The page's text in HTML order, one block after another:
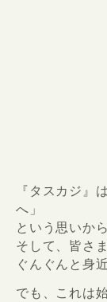
『タスカジ』
へ」
という思いか
そして、皆さ
ぐんぐんと身
でも、これは